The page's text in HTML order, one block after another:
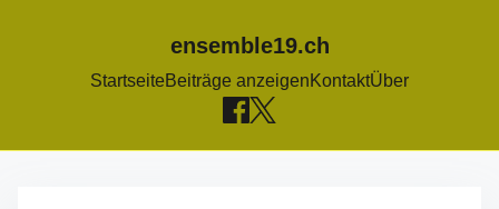
ensemble19.ch
StartseiteBeiträge anzeigenKontaktÜber